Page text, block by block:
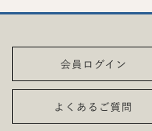
会員ログイン
よくあるご質問